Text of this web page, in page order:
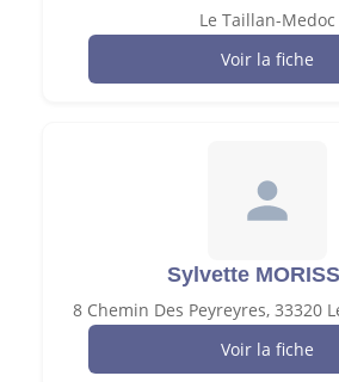
Le Taillan-Medoc
Voir la fiche
Sylvette
8 Chemin Des Peyreyres, 33320
Voir la fiche